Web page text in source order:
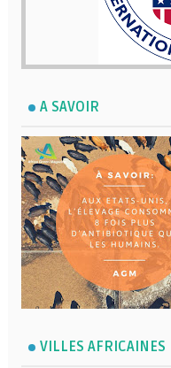
A SAVOIR
VILLES AFRICAINES